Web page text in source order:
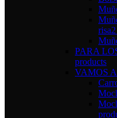
risa
PARA
products
VAMOS